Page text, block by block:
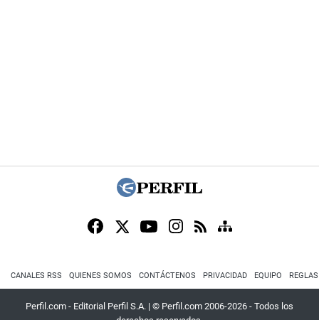
CANALES RSS QUIENES SOMOS CONTÁCTENOS PRIVACIDAD EQUIPO
Perfil.com - Editorial Perfil S.A. | © Perfil.com 2006-2026 - Todos los